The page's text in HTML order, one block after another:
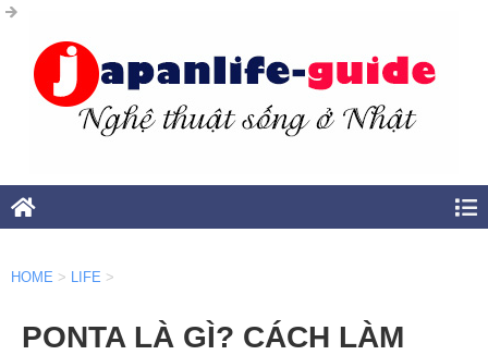
HOME > LIFE >
PONTA LÀ GÌ? CÁCH LÀM